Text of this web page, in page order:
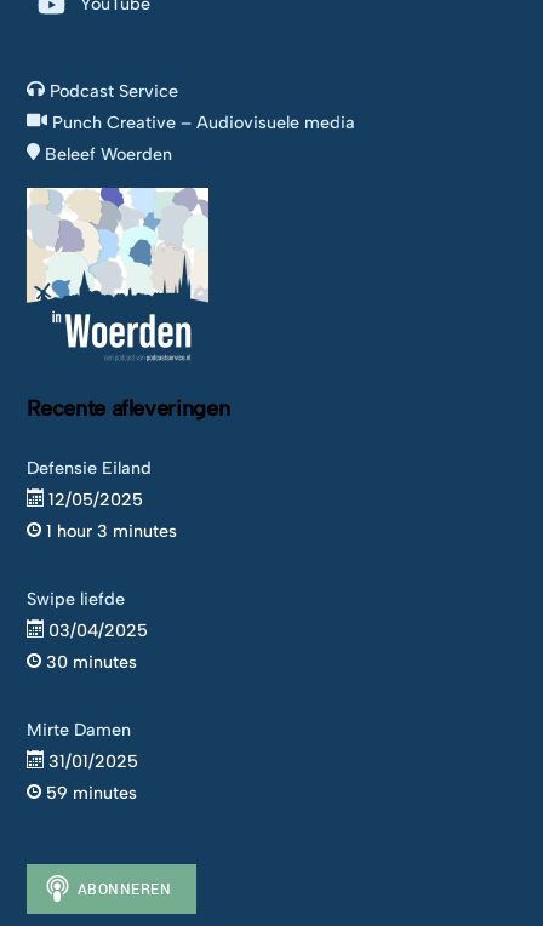
Podcast Service
Punch Creative – Audiovisuele media
Beleef Woerden
Recente afleveringen
Defensie Eiland
12/05/2025
1 hour 3 minutes
Swipe liefde
03/04/2025
30 minutes
Mirte Damen
31/01/2025
59 minutes